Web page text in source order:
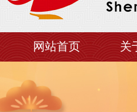
网站首页 关